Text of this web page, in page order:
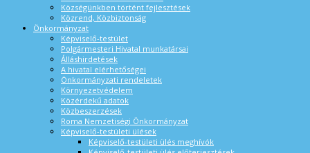
Községünkben történt fejlesztések
Közrend, Közbiztonság
Önkormányzat
Képviselő-testület
Polgármesteri Hivatal munkatársai
Álláshirdetések
A hivatal elérhetőségei
Önkormányzati rendeletek
Környezetvédelem
Közérdekű adatok
Közbeszerzések
Roma Nemzetiségi Önkormányzat
Képviselő-testületi ülések
Képviselő-testületi ülés meghívók